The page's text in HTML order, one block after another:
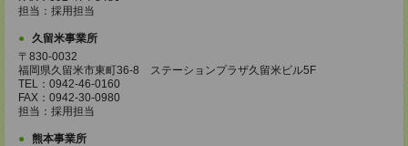
担当：採用担当
久留米事業所
〒830-0032
福岡県久留米市東町36-8 ステーションプラザ久留米ビル5F
TEL：0942-46-0160
FAX：0942-30-0980
担当：採用担当
熊本事業所